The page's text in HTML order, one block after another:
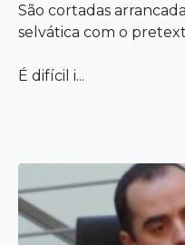
São cortadas
selvática com o
É difícil i...